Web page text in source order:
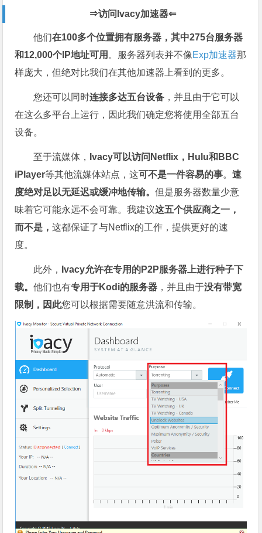
⇒访问 Ivacy加速器⇐
他们在100多个位置拥有服务器，其中275台服务器
和12,000个IP地址可用 。服务器列表并不像Exp加速器那
样庞大，但绝对比我们在其他加速器上看到的更多。
您还可以同时连接多达五台设备 ，并且由于它可以
在这么多平台上运行，因此我们确定您将使用全部五台
设备。
至于流媒体，
Ivacy可以访问Netflix，Hulu和BBC
iPlayer等其他流媒体站点，这可不是一件容易的事。速
度绝对足以无延迟或缓冲地传输。但是服务器数量少意
味着它可能永远不会可靠。我建议这五个供应商之一，
而不是，这都保证了与Netflix的工作，提供更好的速
度。
此外，
Ivacy允许在专用的P2P服务器上进行种子下
载。他们也有专用于Kodi的服务器 ，并且由于没有带宽
限制，因此您可以根据需要随意洪流和传输。